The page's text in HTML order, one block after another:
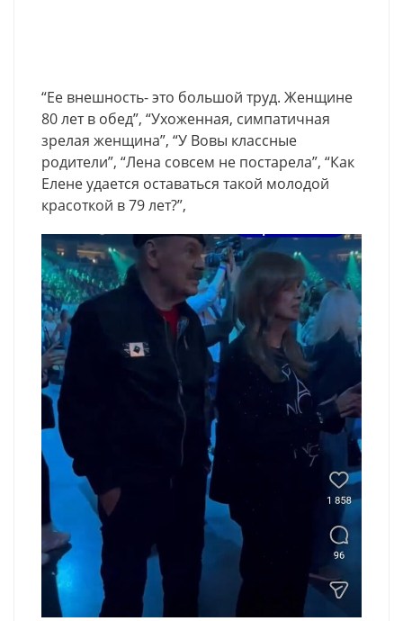
“Ее внешность- это большой труд. Женщине
80 лет в обед”, “Ухоженная, симпатичная
зрелая женщина”, “У Вовы классные
родители”, “Лена совсем не постарела”, “Как
Елене удается оставаться такой молодой
красоткой в 79 лет?”,